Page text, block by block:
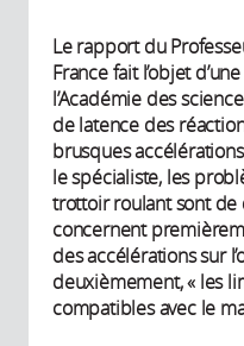
Le rapport du
France fait l’objet
l’Académie des
de latence des
brusques
le spécialiste, les
trottoir roulant sont
concernent
des accélérations sur
deuxièmement, « les
compatibles avec le